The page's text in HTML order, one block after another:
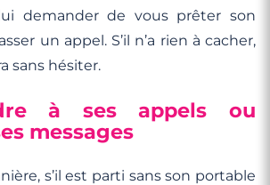
demander de vous prêter son
un appel. S’il n’a rien à cacher,
sans hésiter.
à ses appels ou
messages
s’il est parti sans son portable